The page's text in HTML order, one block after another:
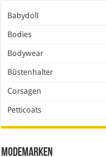
Babydoll
Bodies
Bodywear
Büstenhalter
Corsagen
Petticoats
Modemarken